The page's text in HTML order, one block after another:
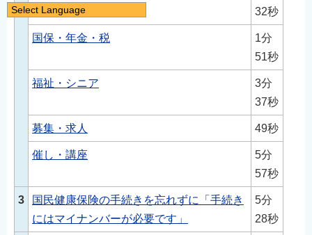
32秒
国保・年金・税
1分
51秒
福祉・シニア
3分
37秒
募集・求人 49秒
催し・講座
5分
57秒
3
国民健康保険の手続きを忘れずに「手続き
にはマイナンバーが必要です」
5分
28秒
Select Language
日本語
简体中文
繁體中文
한국어
नेपाली
Filipino